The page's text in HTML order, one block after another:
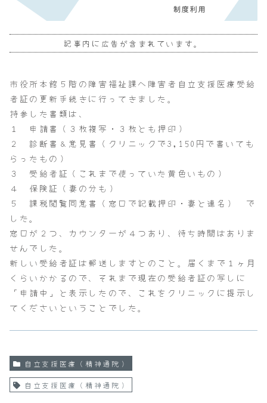
記事内に広告が含まれています。
市役所本館５階の障害福祉課へ障害者自立支援医療受給
者証の更新手続きに行ってきました。
持参した書類は、
１ 申請書（３枚複写・３枚とも押印）
２ 診断書＆意見書（クリニックで3,150円で書いても
らったもの）
３ 受給者証（これまで使っていた黄色いもの）
４ 保険証（妻の分も）
５ 課税閲覧同意書（窓口で記載押印・妻と連名） で
した。
窓口が２つ、カウンターが４つあり、待ち時間はありま
せんでした。
新しい受給者証は郵送しますとのこと。届くまで１ヶ月
くらいかかるので、それまで現在の受給者証の写しに
「申請中」と表示したので、これをクリニックに提示し
てくださいということでした。
自立支援医療（精神通院）
自立支援医療（精神通院）